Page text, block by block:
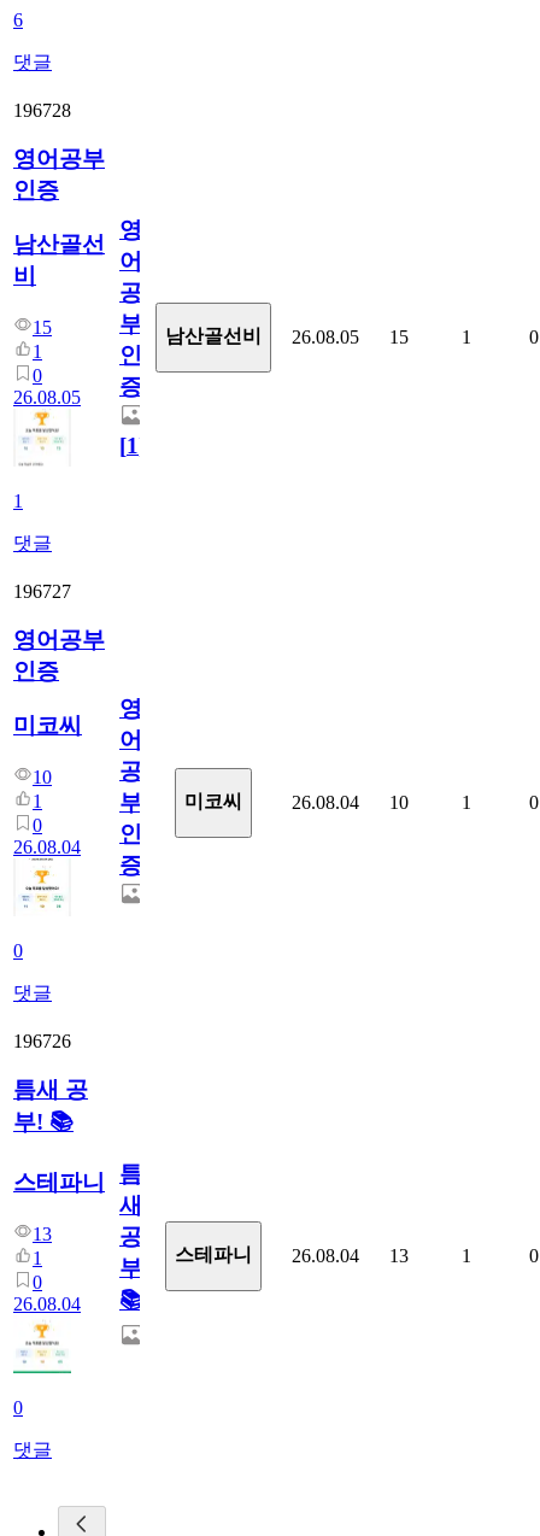
6
댓글
196728
영어공부
인증
남산골선
비
15
1
0
26.08.05
1
댓글
영
어
공
부
인
증
[1]
남산골선비 26.08.05 15 1 0
196727
영어공부
인증
미코씨
10
1
0
26.08.04
0
댓글
영
어
공
부
인
증
미코씨 26.08.04 10 1 0
196726
틈새 공
부! 📚
스테파니
13
1
0
26.08.04
0
댓글
틈
새
공
부!
📚
스테파니 26.08.04 13 1 0